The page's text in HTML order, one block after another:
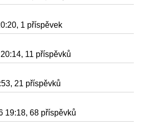
1 příspěvek
11 příspěvků
21 příspěvků
19:18, 68 příspěvků